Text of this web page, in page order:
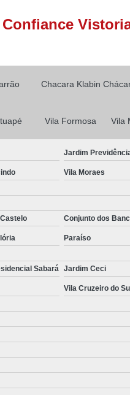
Chacara Klabin
Vila Formosa Vila
Jardim
Vila Moraes
Conjunto dos
Paraíso
Sabará Jardim Ceci
Vila Cruzeiro do Sul